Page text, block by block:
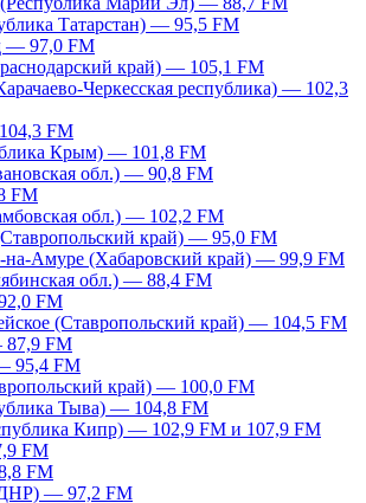
Татарстан) — 95,5 FM
— 97,0 FM
край) — 105,1 FM
Черкесская республика) — 102,3
FM
Крым) — 101,8 FM
обл.) — 90,8 FM
FM
обл.) — 102,2 FM
край) — 95,0 FM
на-Амуре (Хабаровский край) — 99,9 FM
обл.) — 88,4 FM
FM
(Ставропольский край) — 104,5 FM
87,9 FM
95,4 FM
край) — 100,0 FM
Тыва) — 104,8 FM
Кипр) — 102,9 FM и 107,9 FM
FM
FM
— 97,2 FM